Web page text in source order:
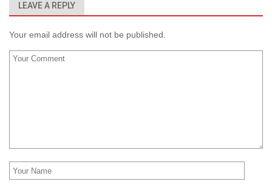
LEAVE A REPLY
Your email address will not be published.